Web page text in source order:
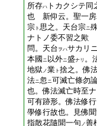
所存ハ トカクシテ同
也 新仰云。聖一房
宗 ト 思之。天台宗ニ
ナトノ委不習之歟
問。天台 ヲハサカリ
本國 ニ 以外ニ盛ナリ 。
地獄 ノ業 ト 捨之。佛
法ニ忽ニ可滅亡條勿
也。佛法滅亡時至
可有跡形。佛法修行
學修行故也。見佛
指散花隨聞一句 ノ善